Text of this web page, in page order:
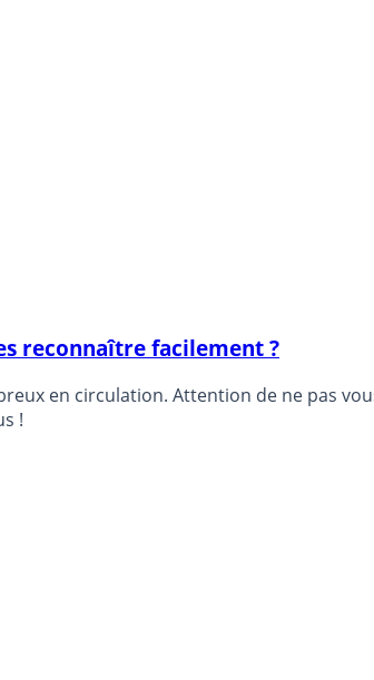
reconnaître facilement ?
en circulation. Attention de ne pas
!